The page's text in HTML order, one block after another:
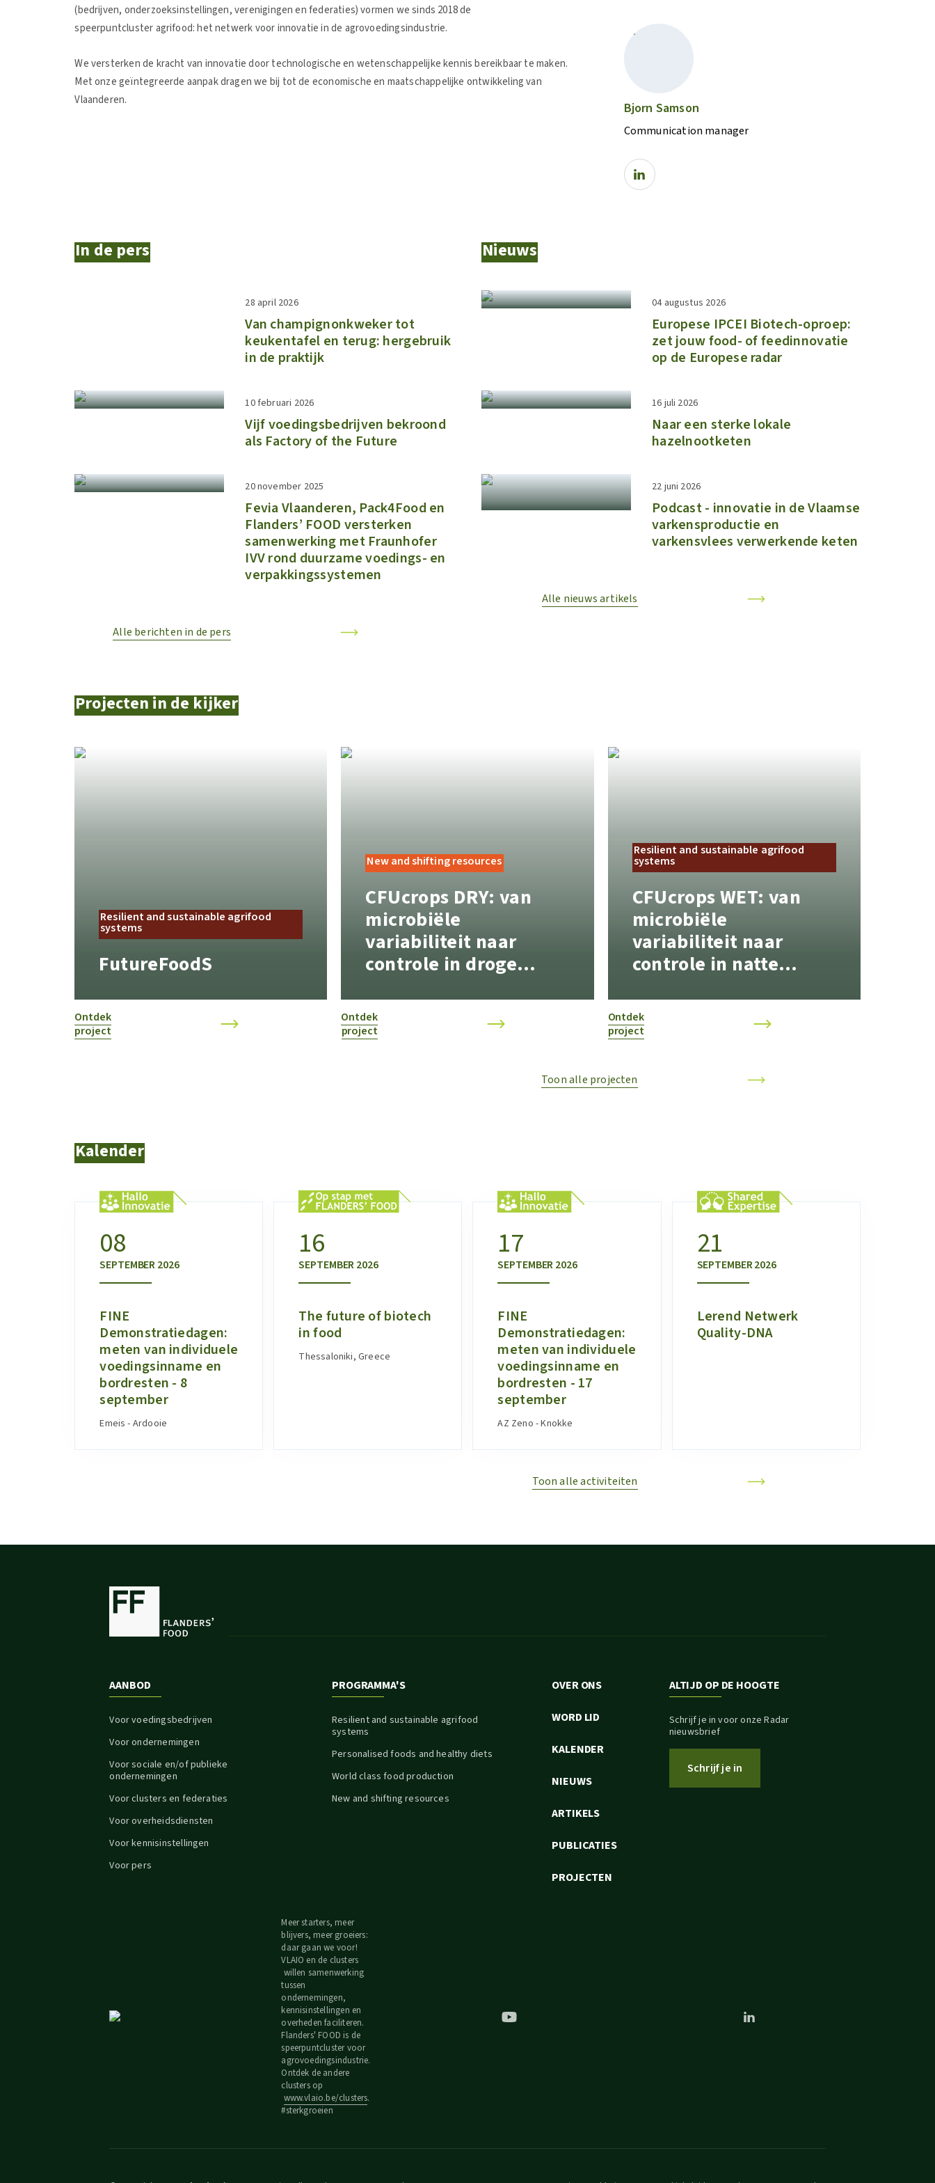
(bedrijven, onderzoeksinstellingen, verenigingen en federaties) vormen we sinds 2018 de
speerpuntcluster agrifood: het netwerk voor innovatie in de agrovoedingsindustrie.
We versterken de kracht van innovatie door technologische en wetenschappelijke kennis bereikbaar te maken.
Met onze geïntegreerde aanpak dragen we bij tot de economische en maatschappelijke ontwikkeling van
Vlaanderen.
Bjorn Samson
Communication manager
In de pers
28 april 2026
Van champignonkweker tot
keukentafel en terug: hergebruik
in de praktijk
10 februari 2026
Vijf voedingsbedrijven bekroond
als Factory of the Future
20 november 2025
Fevia Vlaanderen, Pack4Food en
Flanders’ FOOD versterken
samenwerking met Fraunhofer
IVV rond duurzame voedings- en
verpakkingssystemen
Alle berichten in de pers
Nieuws
04 augustus 2026
​​Europese IPCEI Biotech-oproep:
zet jouw food- of feedinnovatie
op de Europese radar​
16 juli 2026
Naar een sterke lokale
hazelnootketen
22 juni 2026
Podcast - innovatie in de Vlaamse
varkensproductie en
varkensvlees verwerkende keten
Alle nieuws artikels
Projecten in de kijker
Resilient and sustainable agrifood
systems
FutureFoodS
Ontdek
project
New and shifting resources
CFUcrops DRY: van
microbiële
variabiliteit naar
controle in droge
grondstoffen
Ontdek
project
Resilient and sustainable agrifood
systems
CFUcrops WET: van
microbiële
variabiliteit naar
controle in natte
grondstoffen
Ontdek
project
Toon alle projecten
Kalender
08
SEPTEMBER2026
FINE
Demonstratiedagen:
meten van individuele
voedingsinname en
bordresten - 8
september
Emeis - Ardooie
16
SEPTEMBER2026
The future of biotech
in food
Thessaloniki, Greece
17
SEPTEMBER2026
FINE
Demonstratiedagen:
meten van individuele
voedingsinname en
bordresten - 17
september
AZ Zeno - Knokke
21
SEPTEMBER2026
Lerend Netwerk
Quality-DNA
Toon alle activiteiten
AANBOD
Voor voedingsbedrijven
Voor ondernemingen
Voor sociale en/of publieke
ondernemingen
Voor clusters en federaties
Voor overheidsdiensten
Voor kennisinstellingen
Voor pers
PROGRAMMA'S
Resilient and sustainable agrifood
systems
Personalised foods and healthy diets
World class food production
New and shifting resources
OVER ONS
WORD LID
KALENDER
NIEUWS
ARTIKELS
PUBLICATIES
PROJECTEN
ALTIJD OP DE HOOGTE
Schrijf je in voor onze Radar
nieuwsbrief
Schrijf je in
Meer starters, meer
blijvers, meer groeiers:
daar gaan we voor!
VLAIO en de clusters
willen samenwerking
tussen
ondernemingen,
kennisinstellingen en
overheden faciliteren.
Flanders' FOOD is de
speerpuntcluster voor
agrovoedingsindustrie.
Ontdek de andere
clusters op
www.vlaio.be/clusters.
#sterkgroeien